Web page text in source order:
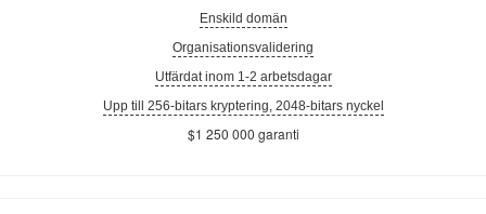
Enskild domän
Organisationsvalidering
Utfärdat inom 1-2 arbetsdagar
Upp till 256-bitars kryptering, 2048-bitars nyckel
$1 250 000 garanti